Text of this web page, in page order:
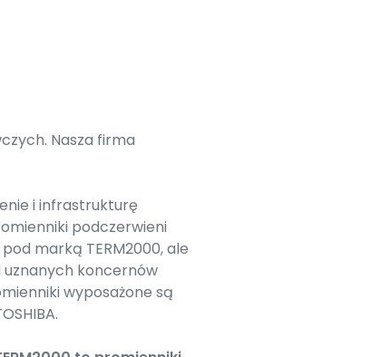
Nasza firma
i infrastrukturę
podczerwieni
marką TERM2000, ale
uznanych koncernów
wyposażone są